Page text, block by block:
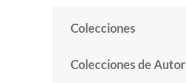
Colecciones
Colecciones de Autor